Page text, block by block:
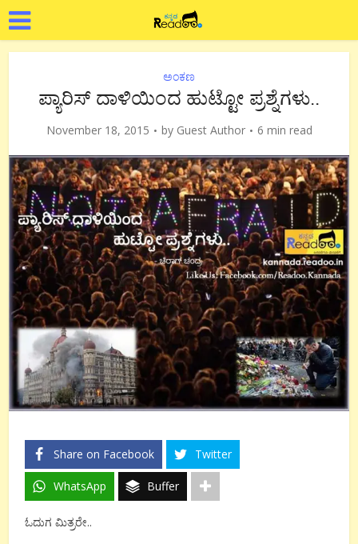
ಅಂಕಣ
ಪ್ಯಾರಿಸ್ ದಾಳಿಯಿಂದ ಹುಟ್ಟೋ ಪ್ರಶ್ನೆಗಳು..
November 18, 2015 by Guest Author 6 min read
Share on Facebook Twitter
WhatsApp Buffer
ಓದುಗ ಮಿತ್ರರೇ..